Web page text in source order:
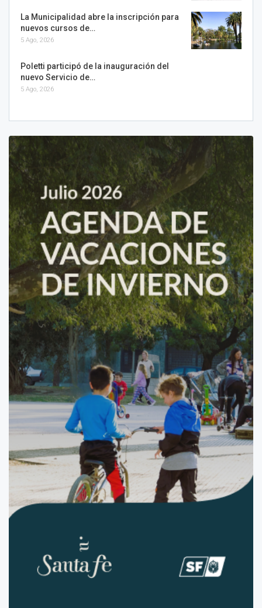
La Municipalidad abre la inscripción para
nuevos cursos de…
5 Ago, 2026
Poletti participó de la inauguración del
nuevo Servicio de…
5 Ago, 2026